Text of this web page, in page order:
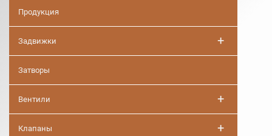
Продукция
Задвижки +
Затворы
Вентили +
Клапаны +